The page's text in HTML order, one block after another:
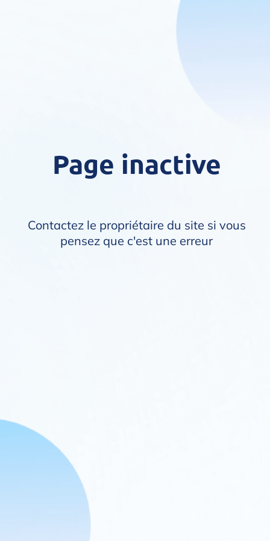
Page inactive
Contactez le propriétaire du site si vous
pensez que c'est une erreur